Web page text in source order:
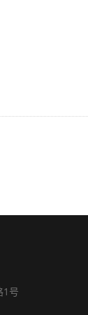
1号